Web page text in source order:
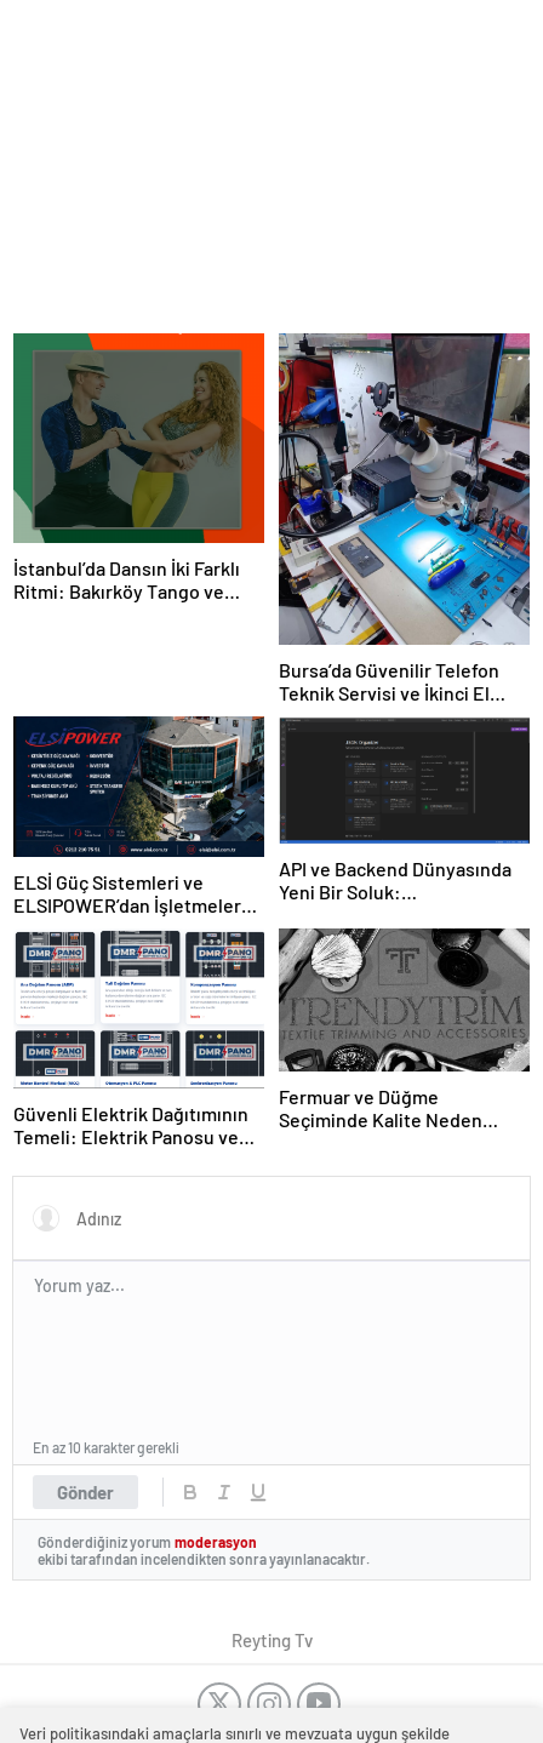
İstanbul’da Dansın İki Farklı
Ritmi: Bakırköy Tango ve
Bursa’da Güvenilir Telefon
Teknik Servisi ve İkinci El
Cihaz Alım Satımı: Ulaş
İletişim
ELSİ Güç Sistemleri ve
ELSIPOWER’dan İşletmelere
Güvenilir Enerji Çözümleri
API ve Backend Dünyasında
Yeni Bir Soluk:
Güvenli Elektrik Dağıtımının
Temeli: Elektrik Panosu ve
Fermuar ve Düğme
Seçiminde Kalite Neden
Gönder
En az 10 karakter gerekli
Gönderdiğiniz yorum moderasyon
ekibi tarafından incelendikten sonra yayınlanacaktır.
Reyting Tv
Veri politikasındaki amaçlarla sınırlı ve mevzuata uygun şekilde